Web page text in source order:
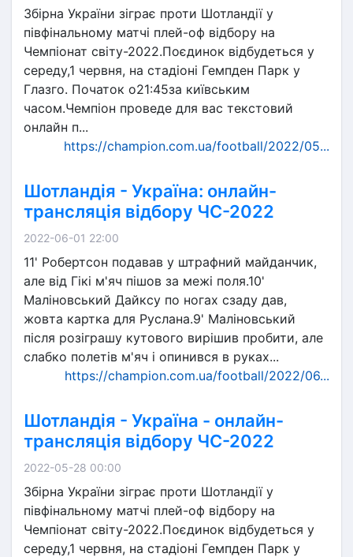
Збірна України зіграє проти Шотландії у
півфінальному матчі плей-оф відбору на
Чемпіонат світу-2022.Поєдинок відбудеться у
середу,1 червня, на стадіоні Гемпден Парк у
Глазго. Початок о21:45за київським
часом.Чемпіон проведе для вас текстовий
онлайн п...
https://champion.com.ua/football/2022/05...
Шотландія - Україна: онлайн-
трансляція відбору ЧС-2022
2022-06-01 22:00
11' Робертсон подавав у штрафний майданчик,
але від Гікі м'яч пішов за межі поля.10'
Маліновський Дайксу по ногах сзаду дав,
жовта картка для Руслана.9' Маліновський
після розіграшу кутового вирішив пробити, але
слабко полетів м'яч і опинився в руках...
https://champion.com.ua/football/2022/06...
Шотландія - Україна - онлайн-
трансляція відбору ЧС-2022
2022-05-28 00:00
Збірна України зіграє проти Шотландії у
півфінальному матчі плей-оф відбору на
Чемпіонат світу-2022.Поєдинок відбудеться у
середу,1 червня, на стадіоні Гемпден Парк у